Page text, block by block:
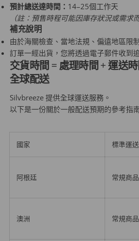
預計總送達時間： 14–25個工作天
（註：預售時程可能因庫存狀況或需求
補充說明
由於海關檢查、當地法規、偏遠地區限
訂單一經出貨，您將透過電子郵件收到
交貨時間 = 處理時間 + 運送時
全球配送
Silvbreeze 提供全球運送服務。
以下是一份關於一般配送預期的參考指
國家 標準運送
阿根廷 常規商
澳洲 常規商